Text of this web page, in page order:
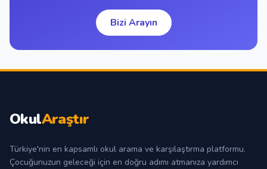
Bizi Arayın
OkulAraştır
Türkiye'nin en kapsamlı okul arama ve karşılaştırma platformu.
Çocuğunuzun geleceği için en doğru adımı atmanıza yardımcı